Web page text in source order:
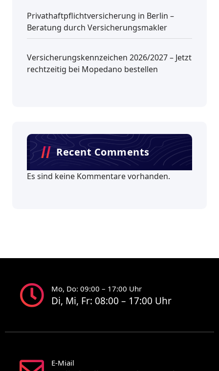
Privathaftpflichtversicherung in Berlin –
Beratung durch Versicherungsmakler
Versicherungskennzeichen 2026/2027 – Jetzt
rechtzeitig bei Mopedano bestellen
Recent Comments
Es sind keine Kommentare vorhanden.
Mo, Do: 09:00 – 17:00 Uhr
Di, Mi, Fr: 08:00 – 17:00 Uhr
E-Miail